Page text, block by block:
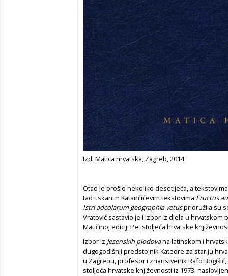
Izd. Matica hrvatska, Zagreb, 2014.
Otad je prošlo nekoliko desetljeća, a
tad tiskanim Katančićevim tekstovima Fructus
Istri adcolarum geographia vetuspridružila su
Vratović sastavio je i izbor iz djela u
Matičinoj ediciji Pet stoljeća hrvatske
Izbor iz Jesenskih plodovana latinskom i
dugogodišnji predstojnik Katedre za stariju
u Zagrebu, profesor i znanstvenik Rafo
stoljeća hrvatske književnosti iz 1973.